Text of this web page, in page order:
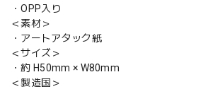
・OPP入り
＜素材＞
・アートアタック紙
＜サイズ＞
・約 H50mm × W80mm
＜製造国＞